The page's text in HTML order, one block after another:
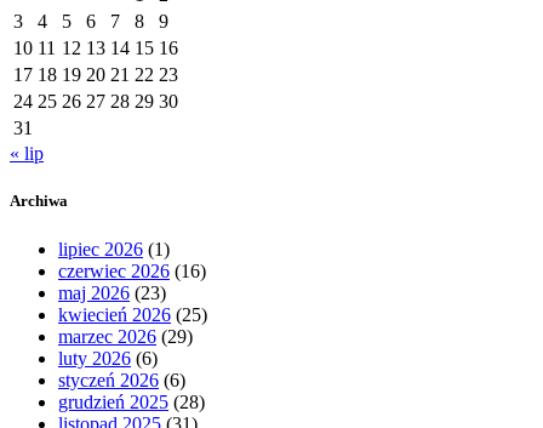
3
4 5 6 7 8
9
10 11 12 13 14 15 16
17 18 19 20 21 22 23
24 25 26 27 28 29 30
31
« lip
Archiwa
lipiec 2026 (1)
czerwiec 2026 (16)
maj 2026 (23)
kwiecień 2026 (25)
marzec 2026 (29)
luty 2026 (6)
styczeń 2026 (6)
grudzień 2025 (28)
listopad 2025 (31)